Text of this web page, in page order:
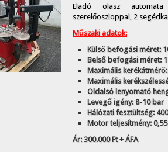
Eladó olasz automata
szerelőoszloppal, 2
Műszaki adatok:
Külső befogási méret:
Belső befogási méret:
Maximális
Maximális
Oldalsó lenyomató
Levegő igény: 8-10 bar
Hálózati fesztültség:
Motor teljesítmény: 0,55
Ár: 300.000 Ft + ÁFA